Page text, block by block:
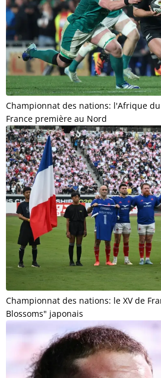
Championnat des nations: l'Afrique
France première au Nord
Championnat des nations: le XV de
Blossoms" japonais